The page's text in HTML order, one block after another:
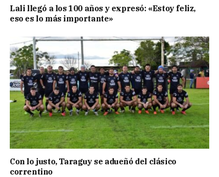
Lali llegó a los 100 años y expresó: «Estoy feliz,
eso es lo más importante»
Con lo justo, Taraguy se adueñó del clásico
correntino